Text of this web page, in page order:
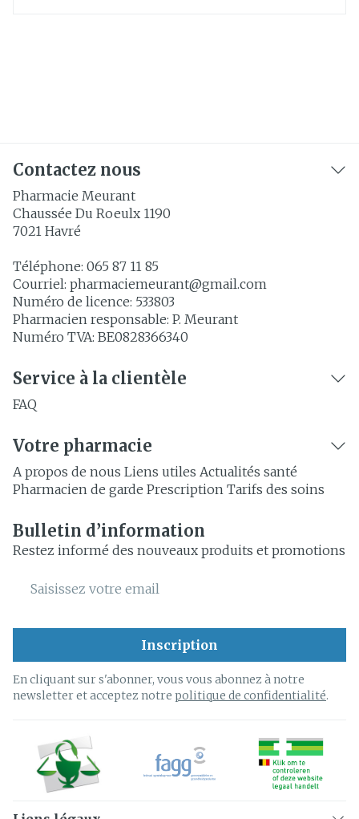
Contactez nous
Pharmacie Meurant
Chaussée Du Roeulx 1190
7021 Havré
Téléphone: 065 87 11 85
Courriel: pharmaciemeurant@gmail.com
Numéro de licence: 533803
Pharmacien responsable: P. Meurant
Numéro TVA: BE0828366340
Service à la clientèle
FAQ
Votre pharmacie
A propos de nous Liens utiles Actualités santé
Pharmacien de garde Prescription Tarifs des soins
Bulletin d’information
Restez informé des nouveaux produits et promotions
Adresse mail
Inscription
En cliquant sur s'abonner, vous vous abonnez à notre
newsletter et acceptez notre politique de confidentialité.